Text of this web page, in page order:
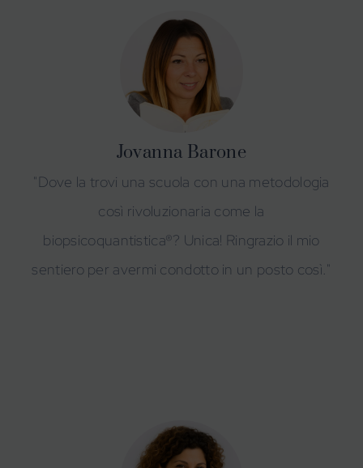
Jovanna Barone
"Dove la trovi una scuola con una metodologia
così rivoluzionaria come la
biopsicoquantistica®? Unica! Ringrazio il mio
sentiero per avermi condotto in un posto così."